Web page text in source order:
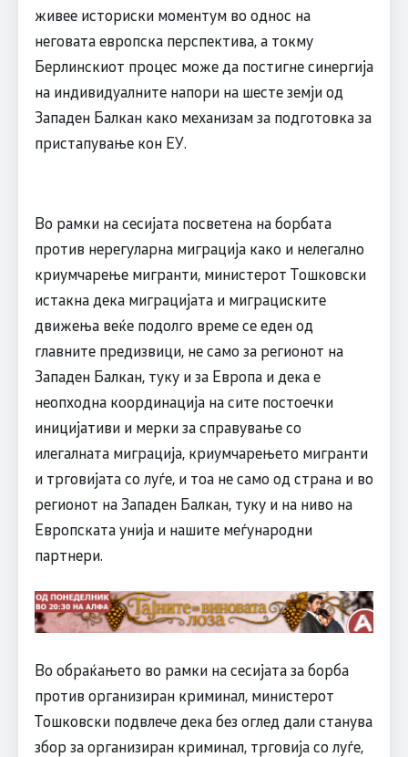
живее историски моментум во однос на
неговата европска перспектива, а токму
Берлинскиот процес може да постигне синергија
на индивидуалните напори на шесте земји од
Западен Балкан како механизам за подготовка за
пристапување кон ЕУ.
Во рамки на сесијата посветена на борбата
против нерегуларна миграција како и нелегално
криумчарење мигранти, министерот Тошковски
истакна дека миграцијата и миграциските
движења веќе подолго време се еден од
главните предизвици, не само за регионот на
Западен Балкан, туку и за Европа и дека е
неопходна координација на сите постоечки
иницијативи и мерки за справување со
илегалната миграција, криумчарењето мигранти
и трговијата со луѓе, и тоа не само од страна и во
регионот на Западен Балкан, туку и на ниво на
Европската унија и нашите меѓународни
партнери.
Во обраќањето во рамки на сесијата за борба
против организиран криминал, министерот
Тошковски подвлече дека без оглед дали станува
збор за организиран криминал, трговија со луѓе,